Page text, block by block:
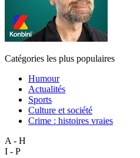
Catégories les plus populaires
Humour
Actualités
Sports
Culture et société
Crime : histoires vraies
A - H
I - P